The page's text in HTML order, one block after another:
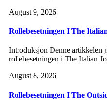
August 9, 2026
Rollebesetningen I The
Introduksjon Denne artikkelen
rollebesetningen i The Italian
August 8, 2026
Rollebesetningen I The